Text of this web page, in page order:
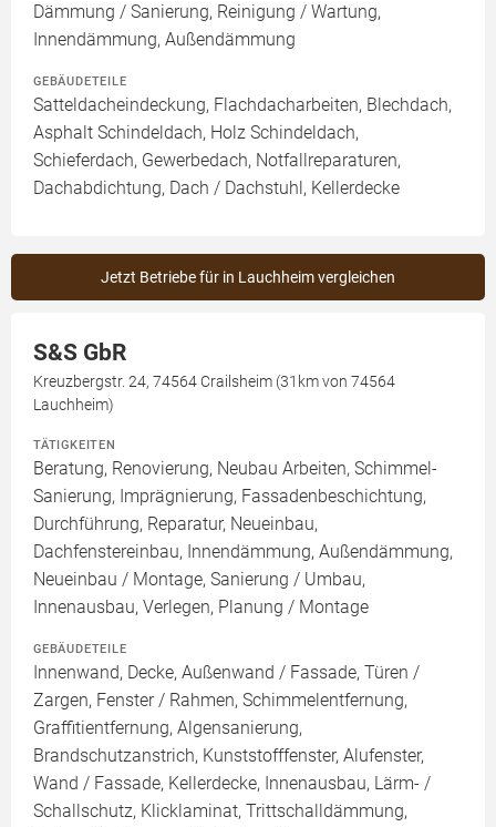
Dämmung / Sanierung, Reinigung / Wartung,
Innendämmung, Außendämmung
GEBÄUDETEILE
Satteldacheindeckung, Flachdacharbeiten, Blechdach,
Asphalt Schindeldach, Holz Schindeldach,
Schieferdach, Gewerbedach, Notfallreparaturen,
Dachabdichtung, Dach / Dachstuhl, Kellerdecke
Jetzt Betriebe für in Lauchheim vergleichen
S&S GbR
Kreuzbergstr. 24, 74564 Crailsheim (31km von 74564
Lauchheim)
TÄTIGKEITEN
Beratung, Renovierung, Neubau Arbeiten, Schimmel-
Sanierung, Imprägnierung, Fassadenbeschichtung,
Durchführung, Reparatur, Neueinbau,
Dachfenstereinbau, Innendämmung, Außendämmung,
Neueinbau / Montage, Sanierung / Umbau,
Innenausbau, Verlegen, Planung / Montage
GEBÄUDETEILE
Innenwand, Decke, Außenwand / Fassade, Türen /
Zargen, Fenster / Rahmen, Schimmelentfernung,
Graffitientfernung, Algensanierung,
Brandschutzanstrich, Kunststofffenster, Alufenster,
Wand / Fassade, Kellerdecke, Innenausbau, Lärm- /
Schallschutz, Klicklaminat, Trittschalldämmung,